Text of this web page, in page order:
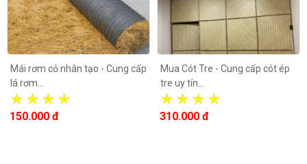
Mái rơm cỏ nhân tạo - Cung cấp
lá rơm...
150.000 đ
Mua Cót Tre - Cung cấp cót ép
tre uy tín...
310.000 đ